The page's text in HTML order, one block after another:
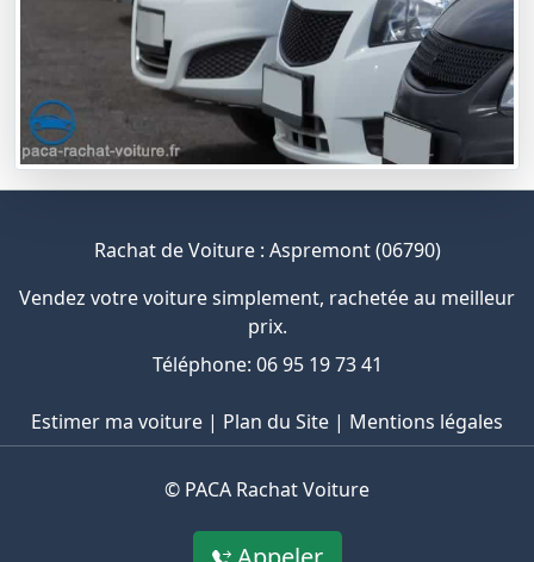
Rachat de Voiture : Aspremont (06790)
Vendez votre voiture simplement, rachetée au meilleur
prix.
Téléphone: 06 95 19 73 41
Estimer ma voiture | Plan du Site | Mentions légales
© PACA Rachat Voiture